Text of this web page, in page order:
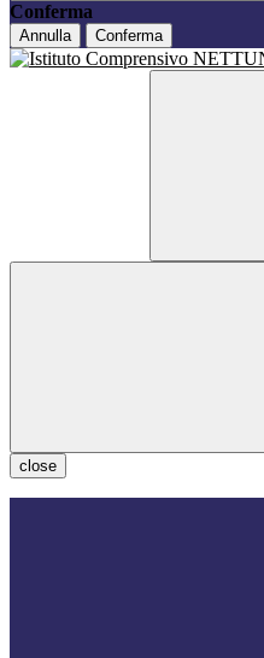
Conferma
Annulla Conferma
close